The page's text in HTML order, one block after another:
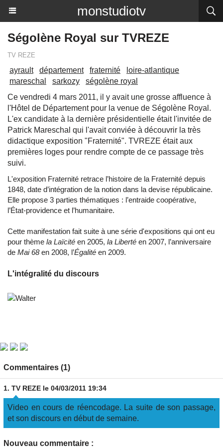
monstudiotv
Ségolène Royal sur TVREZE
TV REZE
ayrault département fraternité
loire-atlantique
mareschal
sarkozy
ségolène royal
Ce vendredi 4 mars 2011, il y avait une grosse affluence à
l'Hôtel de Département pour la venue de Ségolène Royal.
L'ex candidate à la dernière présidentielle était l'invitée de
Patrick Mareschal qui l'avait conviée à découvrir la très
didactique exposition "Fraternité". TVREZE était aux
premières loges pour rendre compte de ce passage très
suivi.
L'exposition Fraternité retrace l’histoire de la Fraternité depuis
1848, date d’intégration de la notion dans la devise républicaine.
Elle propose 3 parties thématiques : l’entraide coopérative,
l’État-providence et l’humanitaire.
Cette manifestation fait suite à une série d'expositions qui ont eu
pour thème la Laïcité en 2005, la Liberté en 2007, l’anniversaire
de Mai 68en 2008, l’Égalité en 2009.
L'intégralité du discours
Commentaires (1)
1. TV REZE le 04/03/2011 19:34
Video en cours de réencodage. La suite de son passage,
et son discours en début de semaine.
Nouveau commentaire :